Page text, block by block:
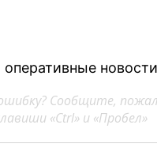
Сообщите,
«Ctrl» и «Пробел»